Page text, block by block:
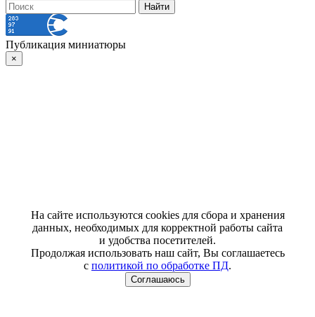
Публикация миниатюры
×
На сайте используются cookies для сбора и хранения
данных, необходимых для корректной работы сайта
и удобства посетителей.
Продолжая использовать наш сайт, Вы соглашаетесь
с политикой по обработке ПД.
Соглашаюсь